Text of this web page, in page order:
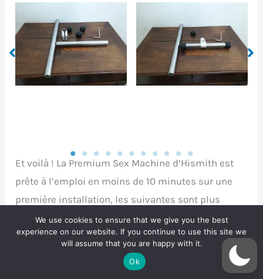
Préparer les pièces
pour un pied
Installer la patte
d’assemblage ainsi
que les embouts
Et voilà ! La Premium Sex Machine d’Hismith est
prête à l’emploi en moins de 10 minutes sur une
première installation, les suivantes sont plus
rapides !
Un petit mot sur ce système breveté de clipsage. Il
We use cookies to ensure that we give you the best
experience on our website. If you continue to use this site we
will assume that you are happy with it.
Ok